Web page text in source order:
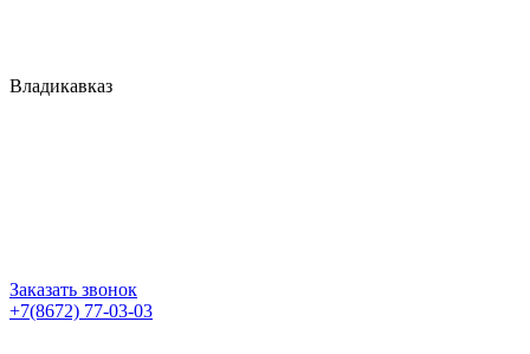
Владикавказ
Заказать звонок
+7(8672) 77-03-03